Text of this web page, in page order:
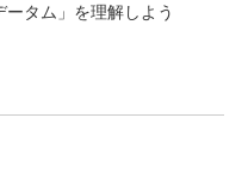
タム」を理解しよう